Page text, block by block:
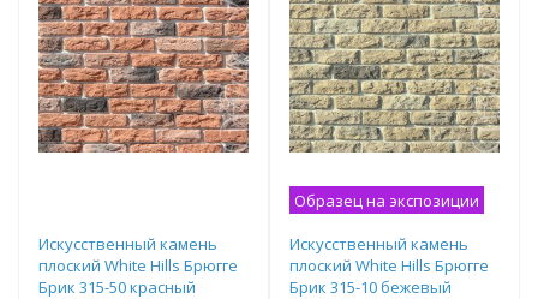
Искусственный камень
плоский White Hills Брюгге
Брик 315-50 красный
Образец на экспозиции
Искусственный камень
плоский White Hills Брюгге
Брик 315-10 бежевый